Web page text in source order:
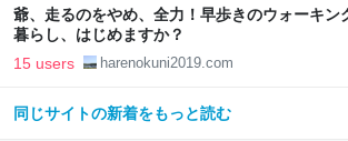
爺、走るのをやめ、全力！早歩きのウォーキン
暮らし、はじめますか？
15 users harenokuni2019.com
同じサイトの新着をもっと読む